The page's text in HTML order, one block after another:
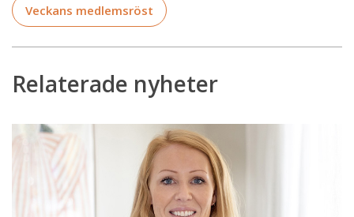
Veckans medlemsröst
Relaterade nyheter
Veckans
medlemsröst